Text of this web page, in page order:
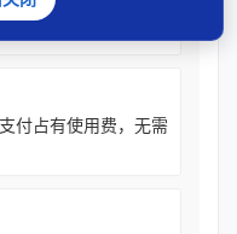
人不得以转租合同有
付占有使用费，无需